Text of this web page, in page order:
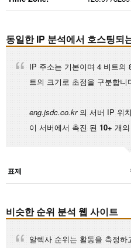
동일한 IP 분석에서 호스팅되
IP 주소는 기본이며 4 비트의
트의 크기로 초점을 구분합니
eng.jsdc.co.kr의 서버 IP 위
이 서버에서 촉진 된 10+ 개
표제
비슷한 순위 분석 웹 사이트
알렉사 순위는 활동을 측정